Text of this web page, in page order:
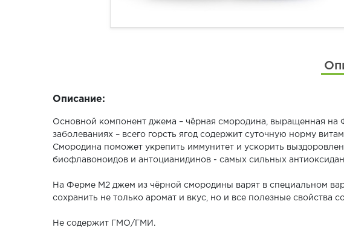
Описание:
Основной компонент джема – чёрная смородина, выращенная
заболеваниях – всего горсть ягод содержит суточную норму
Смородина поможет укрепить иммунитет и ускорить
биофлавоноидов и антоцианидинов - самых сильных
На Ферме М2 джем из чёрной смородины варят в специальном
сохранить не только аромат и вкус, но и все полезные свойства
Не содержит ГМО/ГМИ.